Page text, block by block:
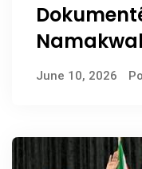
June 10, 2026